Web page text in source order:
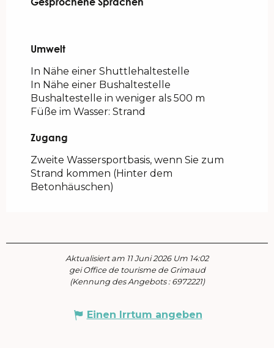
Umwelt
Umwelt
In Nähe einer Shuttlehaltestelle
In Nähe einer Bushaltestelle
Bushaltestelle in weniger als 500 m
Füße im Wasser: Strand
Zugang
Zugang
Zweite Wassersportbasis, wenn Sie zum
Strand kommen (Hinter dem
Betonhäuschen)
Aktualisiert am 11 Juni 2026 Um 14:02
gei Office de tourisme de Grimaud
(Kennung des Angebots : 6972221)
Einen Irrtum angeben